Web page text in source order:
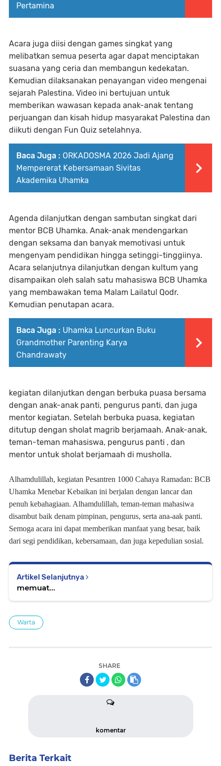
Pertamina
Acara juga diisi dengan games singkat yang
melibatkan semua peserta agar dapat menciptakan
suasana yang ceria dan membangun kedekatan.
Kemudian dilaksanakan penayangan video mengenai
sejarah Palestina. Video ini bertujuan untuk
memberikan wawasan kepada anak-anak tentang
perjuangan dan kisah hidup masyarakat Palestina dan
diikuti dengan Fun Quiz setelahnya.
Baca Juga : ORKADOSMA 2026 Jadi Ajang
Mempererat Kebersamaan Sivitas
Akademika Uhamka
Agenda dilanjutkan dengan sambutan singkat dari
mentor BCB Uhamka. Anak-anak mendengarkan
dengan seksama dan banyak memotivasi untuk
mengenyam pendidikan hingga setinggi-tinggiinya.
Acara selanjutnya dilanjutkan dengan kultum yang
disampaikan oleh salah satu mahasiswa BCB Uhamka
yang membawakan tema Malam Lailatul Qodr.
Kemudian penutapan acara.
Baca Juga : Uhamka Luncurkan Buku
Grandmother Parenting Karya
Chandrawaty
kegiatan dilanjutkan dengan berbuka puasa bersama
dengan anak-anak panti, pengurus panti, dan juga
mentor kegiatan. Setelah berbuka puasa, kegiatan
ditutup dengan sholat magrib berjamaah. Anak-anak,
teman-teman mahasiswa, pengurus panti , dan
mentor untuk sholat berjamaah di musholla.
Alhamdulillah, kegiatan Pesantren 1000 Cahaya Ramadan: BCB
Uhamka Menebar Kebaikan ini berjalan dengan lancar dan
penuh kebahagiaan. Alhamdulillah, teman-teman mahasiwa
disambut baik denam pimpinan, pengurus, serta ana-aak panti.
Semoga acara ini dapat memberikan manfaat yang besar, baik
dari segi pendidikan, kebersamaan, dan juga kepedulian sosial.
Artikel Selanjutnya
memuat...
Warta
SHARE
komentar
Berita Terkait